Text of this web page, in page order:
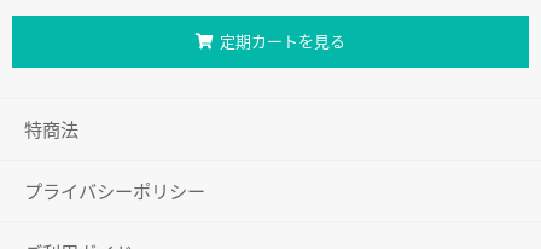
定期カートを見る
特商法
プライバシーポリシー